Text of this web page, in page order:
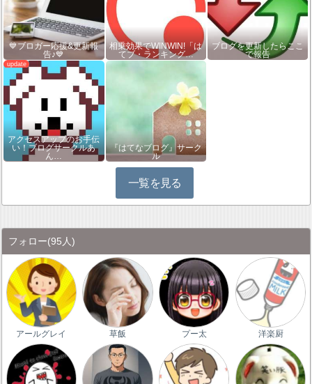
💙ブロガー応援&更新報
告♪💙
相乗効果でWINWIN!「は
てブ・ランキング…
ブログを更新したらここ
で報告
アクセスアップのお手伝
い！ブログサークルあ
ん…
『はてなブログ』サーク
ル
一覧を見る
フォロー(95人)
アールグレイ 草飯 プー太 洋楽厨